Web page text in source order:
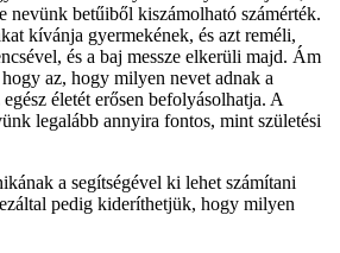
nevünk betűiből kiszámolható számérték.
kívánja gyermekének, és azt reméli,
és a baj messze elkerüli majd. Ám
az, hogy milyen nevet adnak a
életét erősen befolyásolhatja. A
legalább annyira fontos, mint születési
a segítségével ki lehet számítani
pedig kideríthetjük, hogy milyen